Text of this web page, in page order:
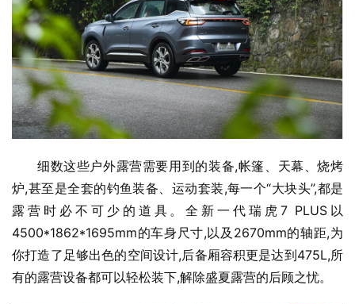
细数这些户外露营需要用到的装备,帐篷、天幕、烧烤
炉,甚至是全套的钓鱼装备、运动套装,每一个“大块头”,都是
露营时必不可少的道具。全新一代瑞虎7 PLUS以
4500*1862*1695mm的车身尺寸,以及2670mm的轴距,为
你打造了足够出色的空间设计,后备厢容积更是达到475L,所
有的露营设备都可以轻松装下,解除盛夏露营的后顾之忧。